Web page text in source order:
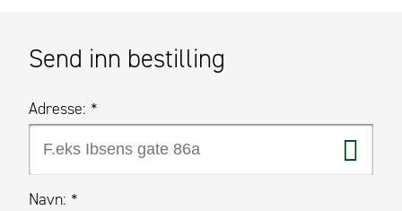
Send inn bestilling
Adresse: *
Navn: *